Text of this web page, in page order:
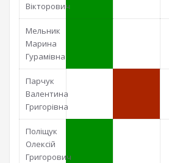
Вікторович
Мельник
Марина
Гурамівна
Парчук
Валентина
Григорівна
Поліщук
Олексій
Григорович